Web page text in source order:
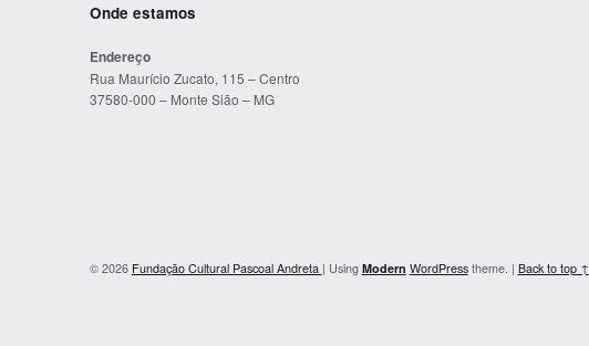
Onde estamos
Endereço
Rua Maurício Zucato, 115 – Centro
37580-000 – Monte Sião – MG
© 2026 Fundação Cultural Pascoal Andreta | Using Modern WordPresstheme. | Back to top ↑